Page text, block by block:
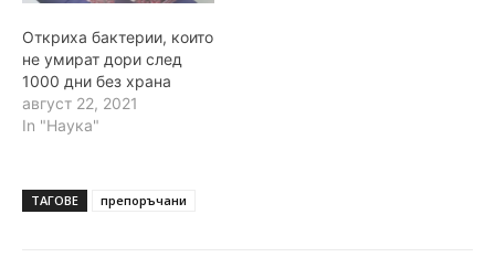
Откриха бактерии, които
не умират дори след
1000 дни без храна
август 22, 2021
In "Наука"
ТАГОВЕ препоръчани